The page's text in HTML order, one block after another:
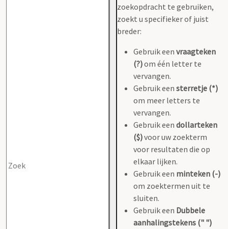
zoekopdracht te gebruiken,
zoekt u specifieker of juist
breder:
Gebruik een vraagteken
(?)om één letter te
vervangen.
Gebruik een sterretje (*)
om meer letters te
vervangen.
Gebruik een dollarteken
($)voor uw zoekterm
voor resultaten die op
elkaar lijken.
Gebruik een minteken (-)
om zoektermen uit te
sluiten.
Gebruik een Dubbele
aanhalingstekens (" ")